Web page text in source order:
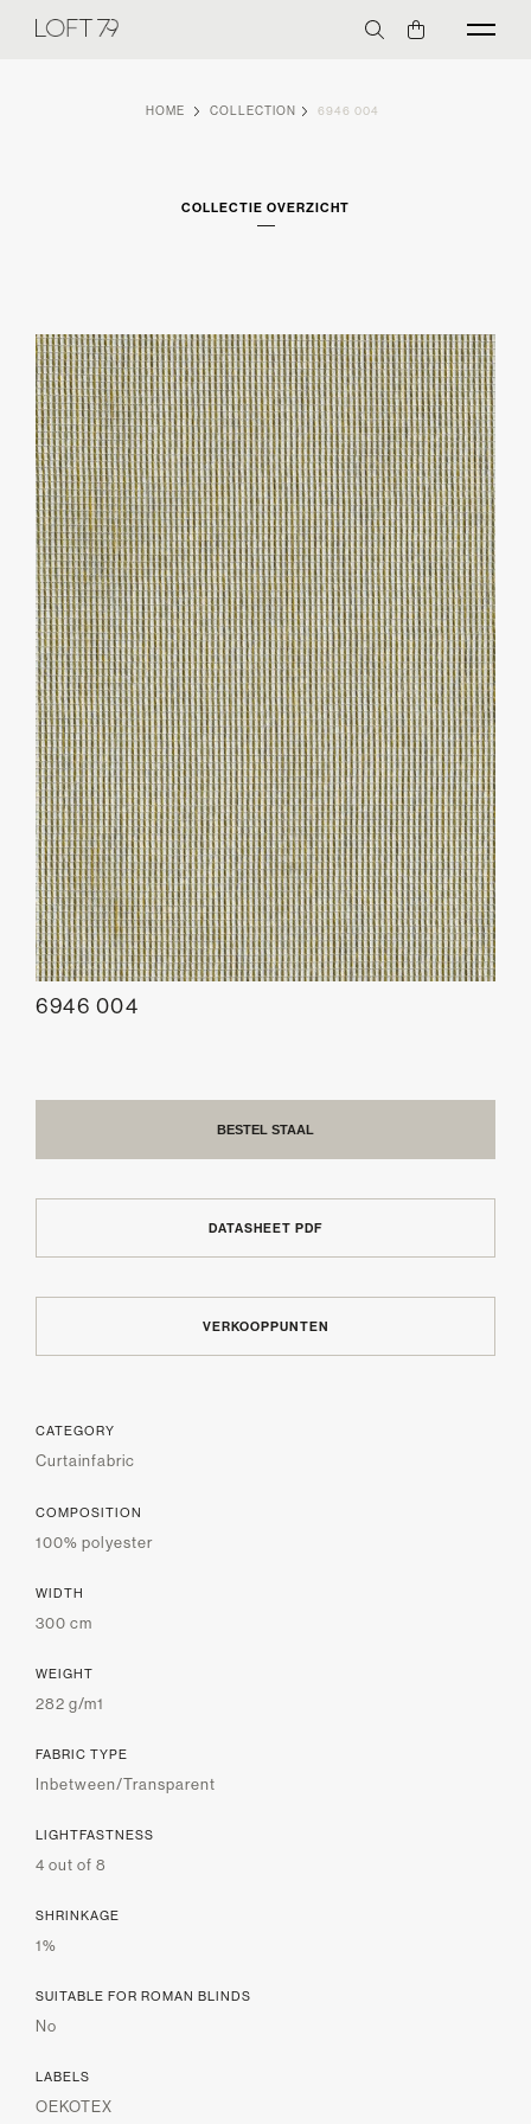
HOME COLLECTION 6946 004
COLLECTIE OVERZICHT
6946 004
BESTEL STAAL
DATASHEET PDF
VERKOOPPUNTEN
CATEGORY
Curtainfabric
COMPOSITION
100% polyester
WIDTH
300 cm
WEIGHT
282 g/m1
FABRIC TYPE
Inbetween/Transparent
LIGHTFASTNESS
4 out of 8
SHRINKAGE
1%
SUITABLE FOR ROMAN BLINDS
No
LABELS
OEKOTEX